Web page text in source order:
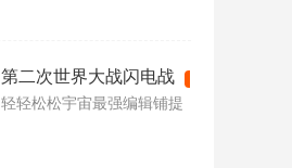
第二次世界大战闪电战
轻轻松松宇宙最强编辑铺提